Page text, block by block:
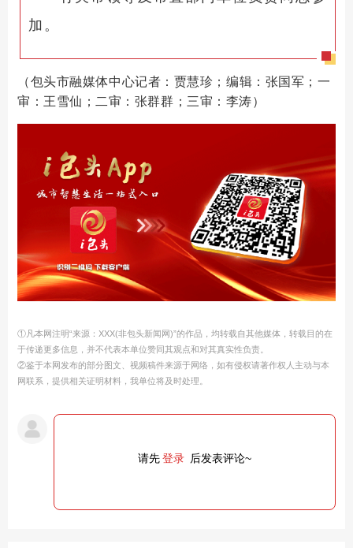
加。
（包头市融媒体中心记者 ：贾慧珍；编辑：张国军；一
审：王雪仙；二审：张群群；三审：李涛）
①凡本网注明“来源：XXX(非包头新闻网)”的作品，均转载自其他媒体，转载目的在
于传递更多信息，并不代表本单位赞同其观点和对其真实性负责。
②鉴于本网发布的部分图文、视频稿件来源于网络，如有侵权请著作权人主动与本
网联系，提供相关证明材料，我单位将及时处理。
请先登录 后发表评论~